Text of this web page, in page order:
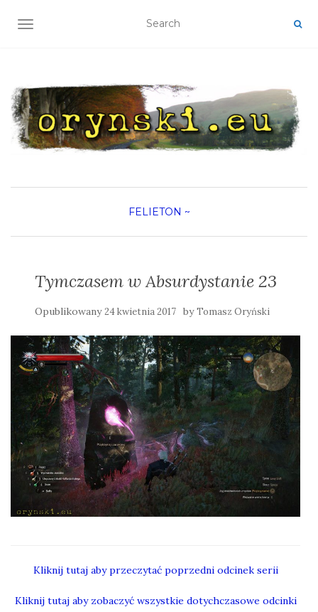
TOGGLE NAVIGATION
FELIETON ~
Tymczasem w Absurdystanie 23
Opublikowany24 kwietnia 2017 byTomasz Oryński
Kliknij tutaj aby przeczytać poprzedni odcinek serii
Kliknij tutaj aby zobaczyć wszystkie dotychczasowe odcinki